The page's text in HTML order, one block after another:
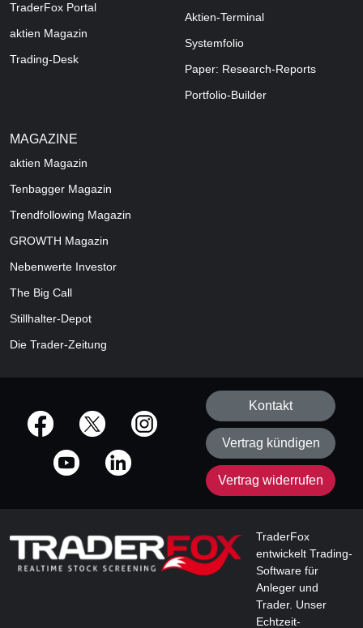
TraderFox Portal
aktien Magazin
Trading-Desk
Aktien-Terminal
Systemfolio
Paper: Research-Reports
Portfolio-Builder
MAGAZINE
aktien Magazin
Tenbagger Magazin
Trendfollowing Magazin
GROWTH Magazin
Nebenwerte Investor
The Big Call
Stillhalter-Depot
Die Trader-Zeitung
offizielle Social Media-Accounts
Kontakt
Vertrag kündigen
Vertrag widerrufen
TraderFox
entwickelt Trading-
Software für
Anleger und
Trader. Unser
Echtzeit-